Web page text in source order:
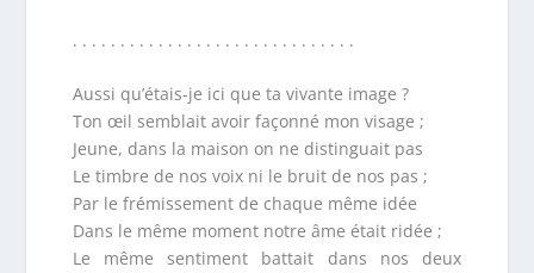
. . . . . . . . . . . . . . . . . . . . . . . . . . . . . .
Aussi qu’étais-je ici que ta vivante image ?
Ton œil semblait avoir façonné mon visage ;
Jeune, dans la maison on ne distinguait pas
Le timbre de nos voix ni le bruit de nos pas ;
Par le frémissement de chaque même idée
Dans le même moment notre âme était ridée ;
Le même sentiment battait dans nos deux